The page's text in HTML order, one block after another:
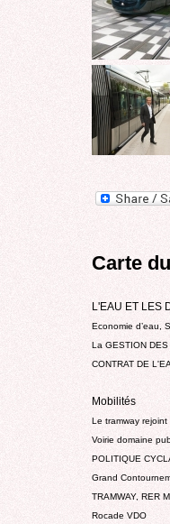
Carte
L'EAU ET LES
Economie d’eau,
La GESTION DES
CONTRAT DE
Mobilités
Le tramway
Voirie domaine
POLITIQUE
Grand
TRAMWAY, RER
Rocade VDO